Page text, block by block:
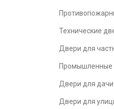
Технические
Двери для
Промышленные
Двери для дачи
Двери для